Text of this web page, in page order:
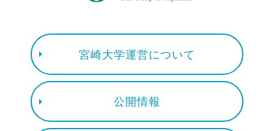
宮崎大学運営について
公開情報